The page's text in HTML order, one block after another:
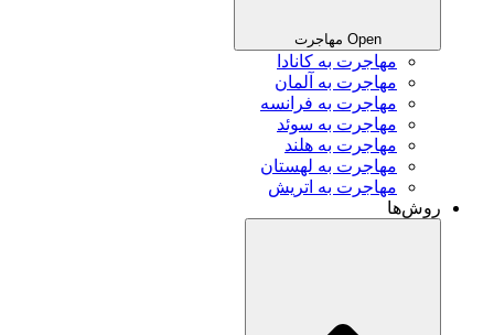
Open مهاجرت
مهاجرت به کانادا
مهاجرت به آلمان
مهاجرت به فرانسه
مهاجرت به سوئد
مهاجرت به هلند
مهاجرت به لهستان
مهاجرت به اتریش
روش‌ها